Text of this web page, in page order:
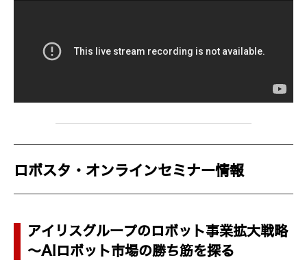
ロボスタ・オンラインセミナー情報
アイリスグループのロボット事業拡大戦略
～AIロボット市場の勝ち筋を探る